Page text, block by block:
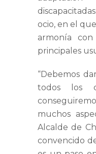
ocio, en el
armonía
principales
“Debemos
todos los
muchos
Alcalde de
convencido